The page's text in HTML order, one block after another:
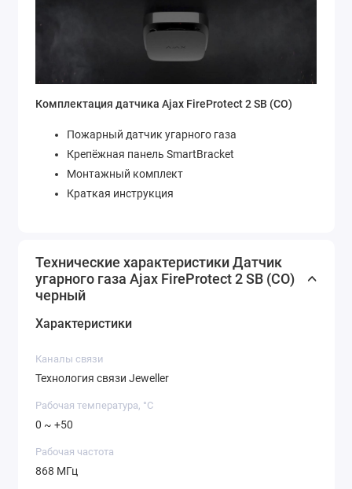
Комплектация датчика Ajax FireProtect 2 SB (CO)
Пожарный датчик угарного газа
Крепёжная панель SmartBracket
Монтажный комплект
Краткая инструкция
Технические характеристики Датчик
угарного газа Ajax FireProtect 2 SB (CO)
черный
Характеристики
Каналы связи
Технология связи Jeweller
Рабочая температура, °C
0 ~ +50
Рабочая частота
868 МГц